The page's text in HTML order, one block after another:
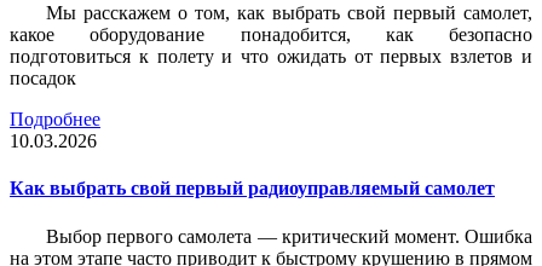
Мы расскажем о том, как выбрать свой первый самолет,
какое оборудование понадобится, как безопасно
подготовиться к полету и что ожидать от первых взлетов и
посадок
Подробнее
10.03.2026
Как выбрать свой первый радиоуправляемый самолет
Выбор первого самолета — критический момент. Ошибка
на этом этапе часто приводит к быстрому крушению в прямом